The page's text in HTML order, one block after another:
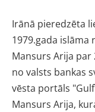
Irānā pieredzēta
1979.gada
Mansurs Arija par
no valsts bankas
vēsta portāls
Mansurs Arija,